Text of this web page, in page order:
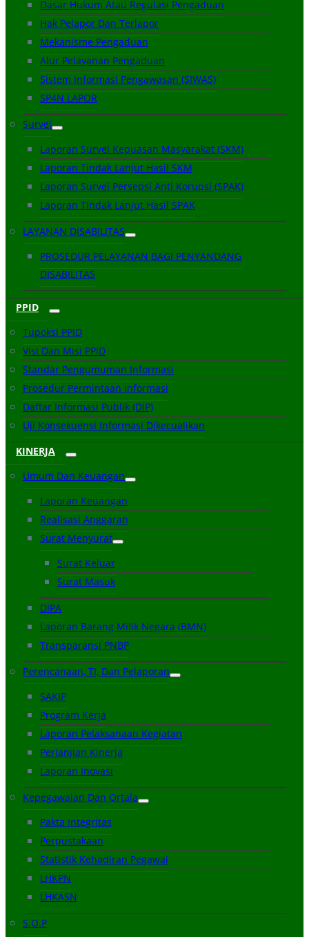
Dasar Hukum Atau Regulasi Pengaduan
Hak Pelapor Dan Terlapor
Mekanisme Pengaduan
Alur Pelayanan Pengaduan
Sistem Informasi Pengawasan (SIWAS)
SP4N LAPOR
Survei
Laporan Survei Kepuasan Masyarakat (SKM)
Laporan Tindak Lanjut Hasil SKM
Laporan Survei Persepsi Anti Korupsi (SPAK)
Laporan Tindak Lanjut Hasil SPAK
LAYANAN DISABILITAS
PROSEDUR PELAYANAN BAGI PENYANDANG
DISABILITAS
PPID
Tupoksi PPID
Visi Dan Misi PPID
Standar Pengumuman Informasi
Prosedur Permintaan Informasi
Daftar Informasi Publik (DIP)
Uji Konsekuensi Informasi Dikecualikan
KINERJA
Umum Dan Keuangan
Laporan Keuangan
Realisasi Anggaran
Surat Menyurat
Surat Keluar
Surat Masuk
DIPA
Laporan Barang Milik Negara (BMN)
Transparansi PNBP
Perencanaan, TI, Dan Pelaporan
SAKIP
Program Kerja
Laporan Pelaksanaan Kegiatan
Perjanjian Kinerja
Laporan Inovasi
Kepegawaian Dan Ortala
Pakta Integritas
Perpustakaan
Statistik Kehadiran Pegawai
LHKPN
LHKASN
S.O.P